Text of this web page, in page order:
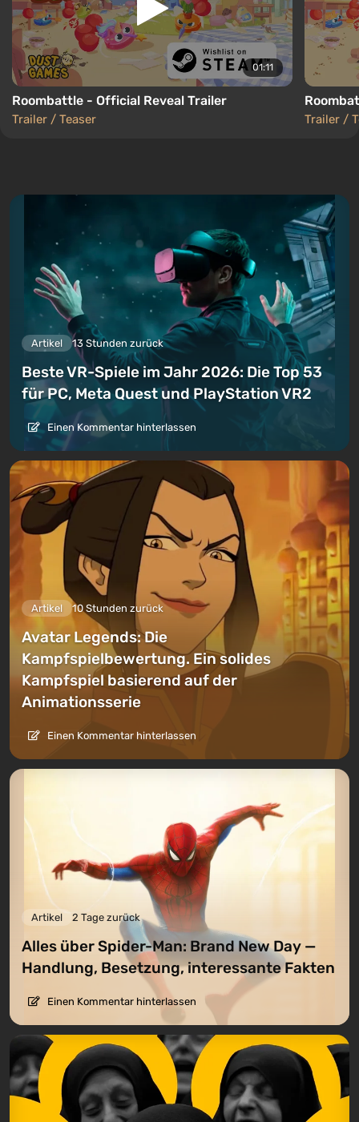
01:11
Roombattle - Official Reveal Trailer
Trailer / Teaser Trailer /
Artikel 13 Stunden zurück
Beste VR-Spiele im Jahr 2026: Die Top 53
für PC, Meta Quest und PlayStation VR2
Einen Kommentar hinterlassen
Artikel 10 Stunden zurück
Avatar Legends: Die
Kampfspielbewertung. Ein solides
Kampfspiel basierend auf der
Animationsserie
Einen Kommentar hinterlassen
Artikel 2 Tage zurück
Alles über Spider-Man: Brand New Day —
Handlung, Besetzung, interessante Fakten
Einen Kommentar hinterlassen